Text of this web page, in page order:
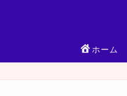
ホーム